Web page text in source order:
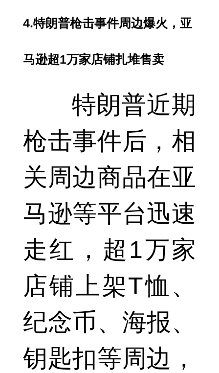
4.特朗普枪击事件周边爆火，亚
马逊超1万家店铺扎堆售卖
特朗普近期
枪击事件后，相
关周边商品在亚
马逊等平台迅速
走红，超1万家
店铺上架T恤、
纪念币、海报、
钥匙扣等周边，